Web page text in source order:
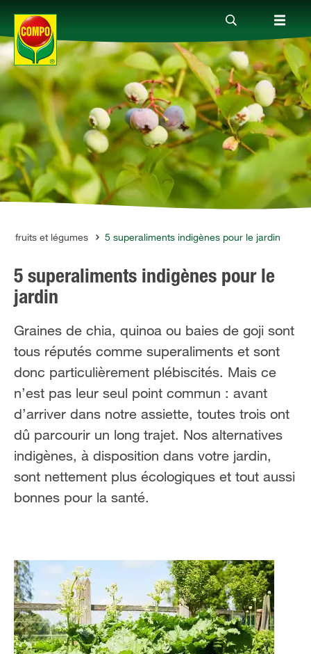
Produits
Conseil
Thèmes
Service
Qui sommes-nous?
fruits et légumes 5 superaliments indigènes pour le jardin
5 superaliments indigènes pour le
jardin
Graines de chia, quinoa ou baies de goji sont
tous réputés comme superaliments et sont
donc particulièrement plébiscités. Mais ce
n’est pas leur seul point commun : avant
d’arriver dans notre assiette, toutes trois ont
dû parcourir un long trajet. Nos alternatives
indigènes, à disposition dans votre jardin,
sont nettement plus écologiques et tout aussi
bonnes pour la santé.